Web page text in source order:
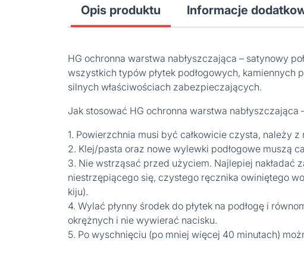
Opis produktu Informacje
HG ochronna warstwa nabłyszczająca – satynowy
wszystkich typów płytek podłogowych, kamiennych
silnych właściwościach zabezpieczających.
Jak stosować HG ochronna warstwa nabłyszczająca
1. Powierzchnia musi być całkowicie czysta, należy z
2. Klej/pasta oraz nowe wylewki podłogowe muszą
3. Nie wstrząsać przed użyciem. Najlepiej nakładać
niestrzępiącego się, czystego ręcznika owiniętego
kiju).
4. Wylać płynny środek do płytek na podłogę i
okrężnych i nie wywierać nacisku.
5. Po wyschnięciu (po mniej więcej 40 minutach)